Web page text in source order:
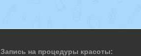
Запись на процедуры красоты: